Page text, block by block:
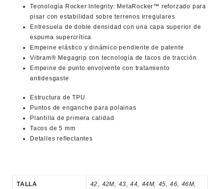
Tecnología Rocker Integrity: MetaRocker™ reforzado para
pisar con estabilidad sobre terrenos irregulares
Entresuela de doble densidad con una capa superior de
espuma supercrítica
Empeine elástico y dinámico pendiente de patente
Vibram® Megagrip con tecnología de tacos de tracción
Empeine de punto envolvente con tratamiento
antidesgaste
Estructura de TPU
Puntos de enganche para polainas
Plantilla de primera calidad
Tacos de 5 mm
Detalles reflectantes
TALLA 42, 42M, 43,44, 44M, 45,46, 46M,